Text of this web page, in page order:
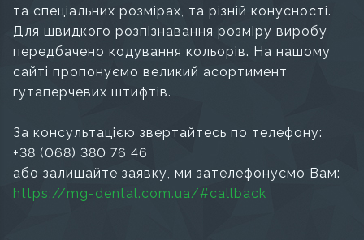
та спеціальних розмірах, та різній конусності.
Для швидкого розпізнавання розміру виробу
передбачено кодування кольорів. На нашому
сайті пропонуємо великий асортимент
гутаперчевих штифтів.
За консультацією звертайтесь по телефону:
+38 (068) 380 76 46
або залишайте заявку, ми зателефонуємо Вам:
https://mg-dental.com.ua/#callback